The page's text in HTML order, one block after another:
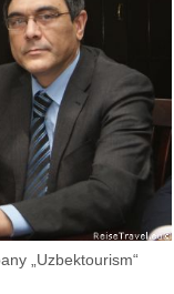
„Uzbektourism“